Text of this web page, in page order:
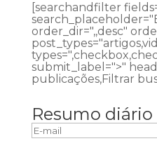
[searchandfilter
order_dir=",,desc"
submit_label=">"
publicações,Filtrar
Resumo diário